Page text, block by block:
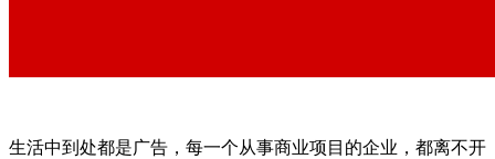
生活中到处都是广告，每一个从事商业项目的企业，都离不开